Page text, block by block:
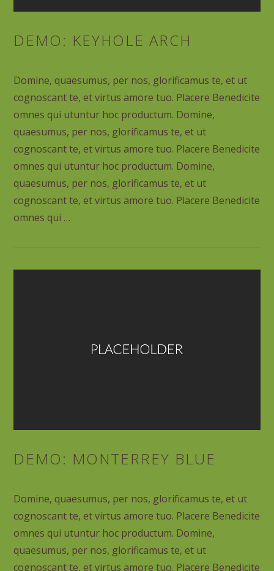
DEMO: KEYHOLE ARCH
Domine, quaesumus, per nos, glorificamus te, et ut
cognoscant te, et virtus amore tuo. Placere Benedicite
omnes qui utuntur hoc productum. Domine,
quaesumus, per nos, glorificamus te, et ut
cognoscant te, et virtus amore tuo. Placere Benedicite
omnes qui utuntur hoc productum. Domine,
quaesumus, per nos, glorificamus te, et ut
cognoscant te, et virtus amore tuo. Placere Benedicite
omnes qui …
DEMO: MONTERREY BLUE
Domine, quaesumus, per nos, glorificamus te, et ut
cognoscant te, et virtus amore tuo. Placere Benedicite
omnes qui utuntur hoc productum. Domine,
quaesumus, per nos, glorificamus te, et ut
cognoscant te, et virtus amore tuo. Placere Benedicite